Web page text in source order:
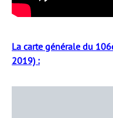
La carte générale du
2019) :